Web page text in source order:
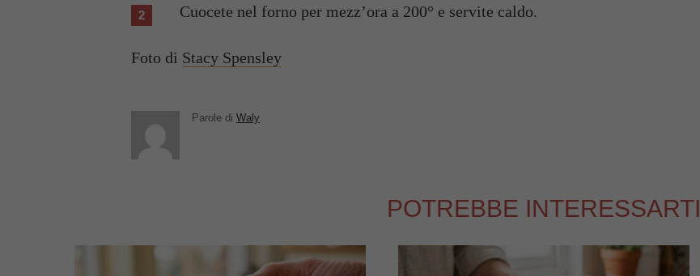
Cuocete nel forno per mezz’ora a 200° e servite caldo.
Foto di Stacy Spensley
Parole di Waly
POTREBBE INTERESSARTI